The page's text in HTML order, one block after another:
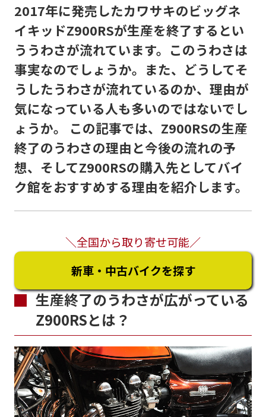
2017年に発売したカワサキのビッグネ
イキッドZ900RSが生産を終了するとい
ううわさが流れています。このうわさは
事実なのでしょうか。また、どうしてそ
うしたうわさが流れているのか、理由が
気になっている人も多いのではないでし
ょうか。 この記事では、Z900RSの生産
終了のうわさの理由と今後の流れの予
想、そしてZ900RSの購入先としてバイ
ク館をおすすめする理由を紹介します。
＼全国から取り寄せ可能／
新車・中古バイクを探す
生産終了のうわさが広がっている
Z900RSとは？